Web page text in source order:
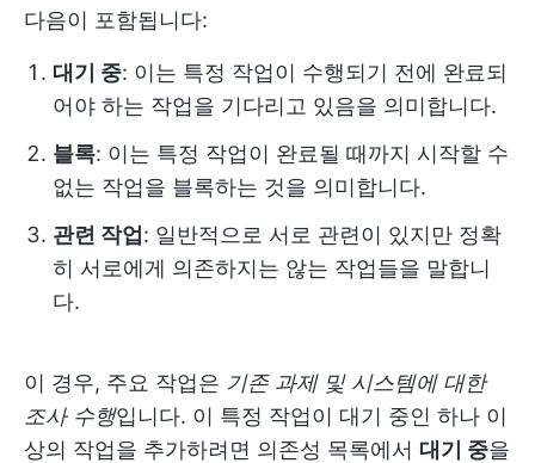
다음이 포함됩니다:
대기 중: 이는 특정 작업이 수행되기 전에 완료되
어야 하는 작업을 기다리고 있음을 의미합니다.
블록: 이는 특정 작업이 완료될 때까지 시작할 수
없는 작업을 블록하는 것을 의미합니다.
관련 작업: 일반적으로 서로 관련이 있지만 정확
히 서로에게 의존하지는 않는 작업들을 말합니
다.
이 경우, 주요 작업은 기존 과제 및 시스템에 대한
조사 수행입니다. 이 특정 작업이 대기 중인 하나 이
상의 작업을 추가하려면 의존성 목록에서 대기 중을